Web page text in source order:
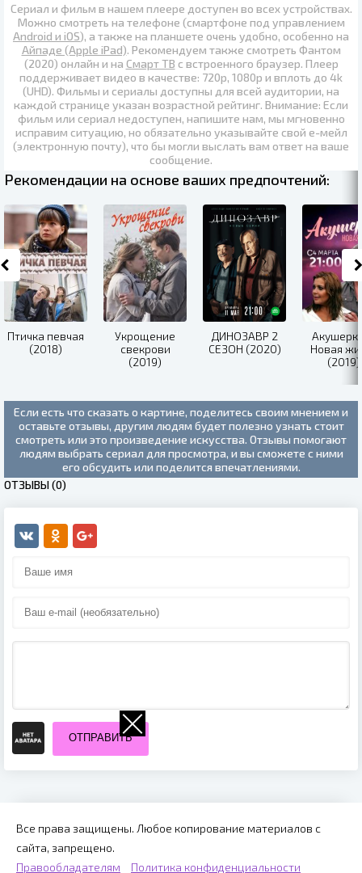
Сериал и фильм в нашем плеере доступен во всех устройствах.
Можно смотреть на телефоне (смартфоне под управлением
Android и iOS), а также на планшете очень удобно, особенно на
Айпаде (Apple iPad). Рекомендуем также смотреть Фантом
(2020) онлайн и на Смарт ТВ с встроенного браузер. Плеер
поддерживает видео в качестве: 720p, 1080p и вплоть до 4k
(UHD). Фильмы и сериалы доступны для всей аудитории, на
каждой странице указан возрастной рейтинг. Внимание: Если
фильм или сериал недоступен, напишите нам, мы мгновенно
исправим ситуацию, но обязательно указывайте свой е-мейл
(электронную почту), что бы могли выслать вам ответ на ваше
сообщение.
Рекомендации на основе ваших предпочтений:
Птичка певчая
(2018)
Укрощение
свекрови
(2019)
ДИНОЗАВР 2
СЕЗОН (2020)
Новая
(2019)
Если есть что сказать о картине, поделитесь своим мнением и
оставьте отзывы, другим людям будет полезно узнать стоит
смотреть или это произведение искусства. Отзывы помогают
людям выбрать сериал для просмотра, и вы сможете с ними
его обсудить или поделится впечатлениями.
ОТЗЫВЫ (0)
ОТПРАВИТЬ
Все права защищены. Любое копирование материалов с
сайта, запрещено.
Правообладателям
Политика конфиденциальности